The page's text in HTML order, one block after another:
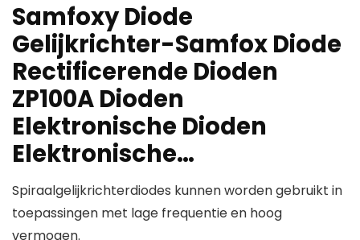
Samfoxy Diode
Gelijkrichter-Samfox Diode
Rectificerende Dioden
ZP100A Dioden
Elektronische Dioden
Elektronische…
Spiraalgelijkrichterdiodes kunnen worden gebruikt in
toepassingen met lage frequentie en hoog
vermogen.